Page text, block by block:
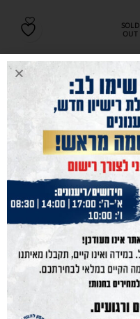
SOLD
OUT
מתאם קנה פיקטיני כפול BDR-2
216₪
הוסף לסל